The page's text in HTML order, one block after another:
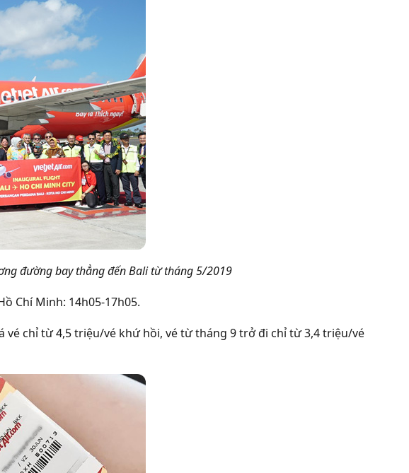
đường bay thẳng đến Bali từ tháng 5/2019
Chí Minh: 14h05-17h05.
vé chỉ từ 4,5 triệu/vé khứ hồi, vé từ tháng 9 trở đi chỉ từ 3,4 triệu/vé